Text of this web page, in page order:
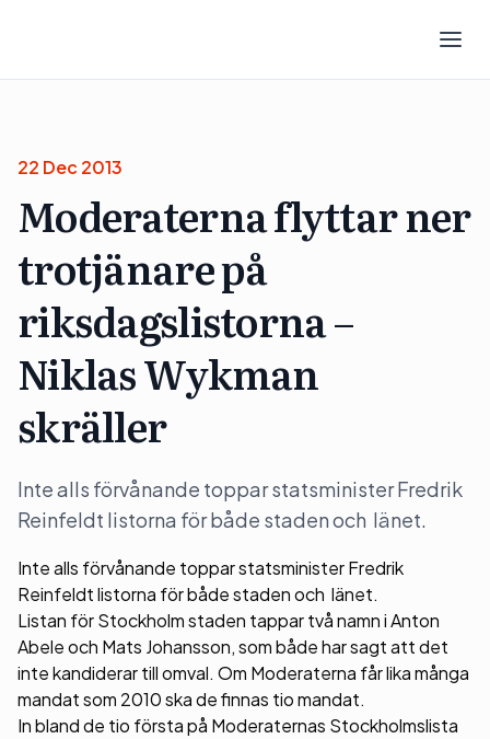
22 Dec 2013
Moderaterna flyttar ner
trotjänare på
riksdagslistorna –
Niklas Wykman
skräller
Inte alls förvånande toppar statsminister Fredrik
Reinfeldt listorna för både staden och länet.
Inte alls förvånande toppar statsminister Fredrik
Reinfeldt listorna för både staden och länet.
Listan för Stockholm staden tappar två namn i Anton
Abele och Mats Johansson, som både har sagt att det
inte kandiderar till omval. Om Moderaterna får lika många
mandat som 2010 ska de finnas tio mandat.
In bland de tio första på Moderaternas Stockholmslista